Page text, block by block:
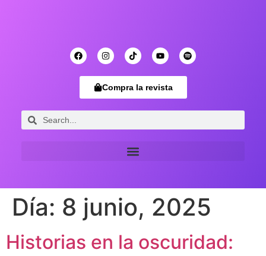
Compra la revista
Día: 8 junio, 2025
Historias en la oscuridad: